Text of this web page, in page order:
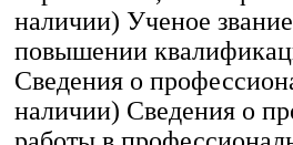
наличии) Ученое
повышении
Сведения о
наличии) Сведения о